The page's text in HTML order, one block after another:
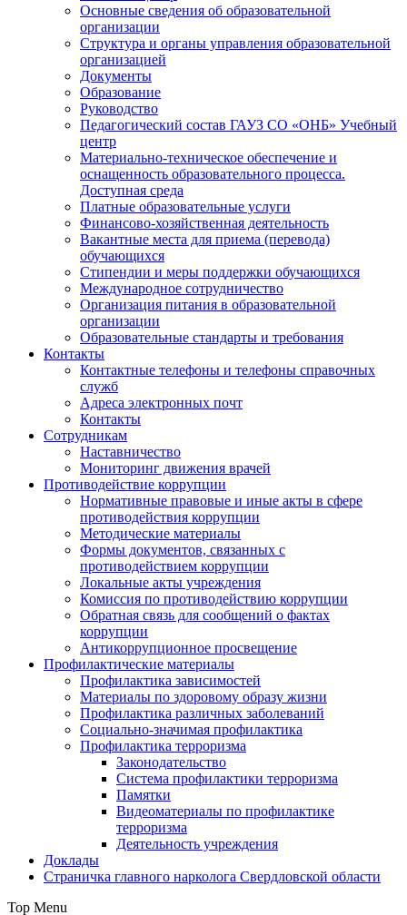
Основные сведения об образовательной
организации
Структура и органы управления образовательной
организацией
Документы
Образование
Руководство
Педагогический состав ГАУЗ СО «ОНБ» Учебный
центр
Материально-техническое обеспечение и
оснащенность образовательного процесса.
Доступная среда
Платные образовательные услуги
Финансово-хозяйственная деятельность
Вакантные места для приема (перевода)
обучающихся
Стипендии и меры поддержки обучающихся
Международное сотрудничество
Организация питания в образовательной
организации
Образовательные стандарты и требования
Контакты
Контактные телефоны и телефоны справочных
служб
Адреса электронных почт
Контакты
Сотрудникам
Наставничество
Мониторинг движения врачей
Противодействие коррупции
Нормативные правовые и иные акты в сфере
противодействия коррупции
Методические материалы
Формы документов, связанных с
противодействием коррупции
Локальные акты учреждения
Комиссия по противодействию коррупции
Обратная связь для сообщений о фактах
коррупции
Антикоррупционное просвещение
Профилактические материалы
Профилактика зависимостей
Материалы по здоровому образу жизни
Профилактика различных заболеваний
Социально-значимая профилактика
Профилактика терроризма
Законодательство
Система профилактики терроризма
Памятки
Видеоматериалы по профилактике
терроризма
Деятельность учреждения
Доклады
Страничка главного нарколога Свердловской области
Top Menu